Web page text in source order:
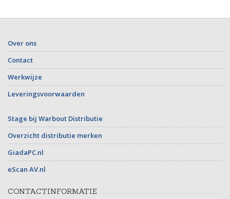
Over ons
Contact
Werkwijze
Leveringsvoorwaarden
Stage bij Warbout Distributie
Overzicht distributie merken
GiadaPC.nl
eScan AV.nl
CONTACTINFORMATIE